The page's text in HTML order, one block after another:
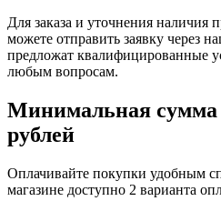
Для заказа и уточнения наличия
можете отправить заявку через
предложат квалифицированные
любым вопросам.
Минимальная сумма
рублей
Оплачивайте покупки удобным
магазине доступно 2 варианта